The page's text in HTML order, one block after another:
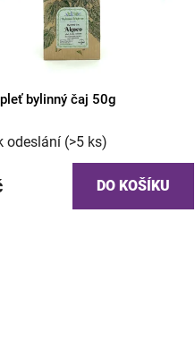
bylinný čaj 50g
odeslání (>5 ks)
DO KOŠÍKU